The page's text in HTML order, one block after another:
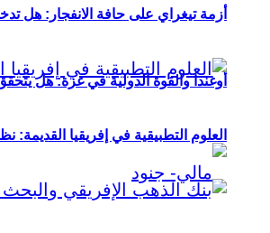
أوغندا والقوة الدولية في غزة: هل
أزمة تيغراي على حافة الانفجار: هل
العلوم التطبيقية في إفريقيا القديمة: